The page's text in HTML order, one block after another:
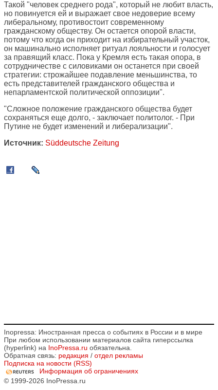
Такой "человек среднего рода", который не любит власть,
но повинуется ей и выражает свое недоверие всему
либеральному, противостоит современному
гражданскому обществу. Он остается опорой власти,
потому что когда он приходит на избирательный участок,
он машинально исполняет ритуал лояльности и голосует
за правящий класс. Пока у Кремля есть такая опора, в
сотрудничестве с силовиками он останется при своей
стратегии: строжайшее подавление меньшинства, то
есть представителей гражданского общества и
непарламентской политической оппозиции".
"Сложное положение гражданского общества будет
сохраняться еще долго, - заключает политолог. - При
Путине не будет изменений и либерализации".
Источник: Süddeutsche Zeitung
Inopressa: Иностранная пресса о событиях в России и в мире
При любом использовании материалов сайта гиперссылка
(hyperlink) на InoPressa.ru обязательна.
Обратная связь: редакция / отдел рекламы
Подписка на новости (RSS)
Информация об ограничениях
© 1999-2026 InoPressa.ru